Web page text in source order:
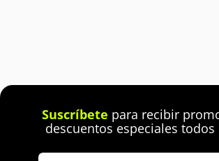
Suscríbete para recibir
descuentos especiales todos